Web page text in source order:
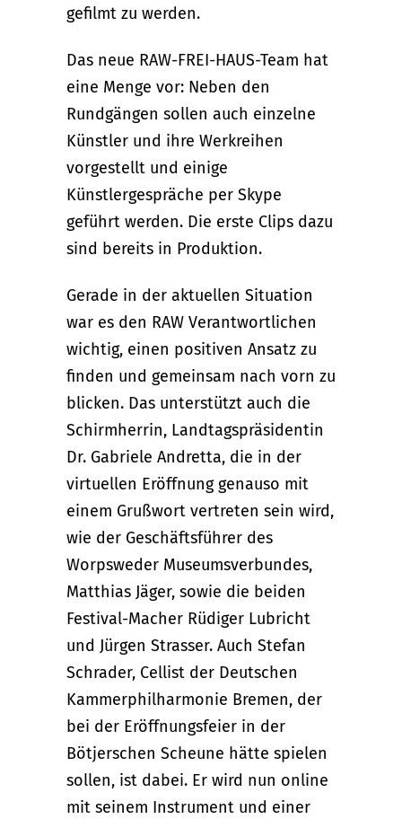
gefilmt zu werden.
Das neue RAW-FREI-HAUS-Team hat
eine Menge vor: Neben den
Rundgängen sollen auch einzelne
Künstler und ihre Werkreihen
vorgestellt und einige
Künstlergespräche per Skype
geführt werden. Die erste Clips dazu
sind bereits in Produktion.
Gerade in der aktuellen Situation
war es den RAW Verantwortlichen
wichtig, einen positiven Ansatz zu
finden und gemeinsam nach vorn zu
blicken. Das unterstützt auch die
Schirmherrin, Landtagspräsidentin
Dr. Gabriele Andretta, die in der
virtuellen Eröffnung genauso mit
einem Grußwort vertreten sein wird,
wie der Geschäftsführer des
Worpsweder Museumsverbundes,
Matthias Jäger, sowie die beiden
Festival-Macher Rüdiger Lubricht
und Jürgen Strasser. Auch Stefan
Schrader, Cellist der Deutschen
Kammerphilharmonie Bremen, der
bei der Eröffnungsfeier in der
Bötjerschen Scheune hätte spielen
sollen, ist dabei. Er wird nun online
mit seinem Instrument und einer